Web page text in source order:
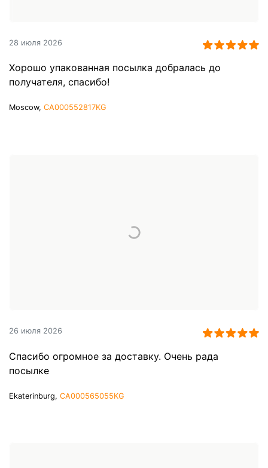
28 июля 2026
Хорошо упакованная посылка добралась до
получателя, спасибо!
Moscow, CA000552817KG
26 июля 2026
Спасибо огромное за доставку. Очень рада
посылке
Ekaterinburg, CA000565055KG